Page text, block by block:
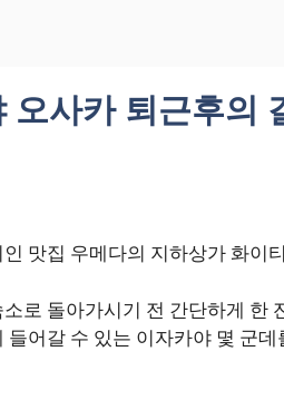
오사카 퇴근후의
맛집 우메다의 지하상가 화이
로 돌아가시기 전 간단하게 한
어갈 수 있는 이자카야 몇 군